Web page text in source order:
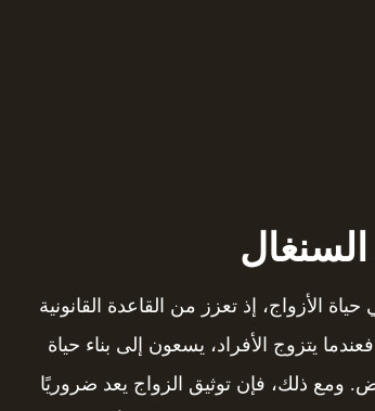
الأزواج، إذ تعزز من القاعدة القانونية
يتزوج الأفراد، يسعون إلى بناء حياة
ومع ذلك، فإن توثيق الزواج يعد ضروريًا